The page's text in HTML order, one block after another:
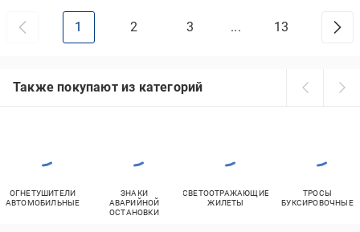
1 2 3 ... 13
Также покупают из категорий
ОГНЕТУШИТЕЛИ
АВТОМОБИЛЬНЫЕ
ЗНАКИ
АВАРИЙНОЙ
ОСТАНОВКИ
СВЕТООТРАЖАЮЩИЕ
ЖИЛЕТЫ
ТРОСЫ
БУКСИРОВОЧНЫЕ